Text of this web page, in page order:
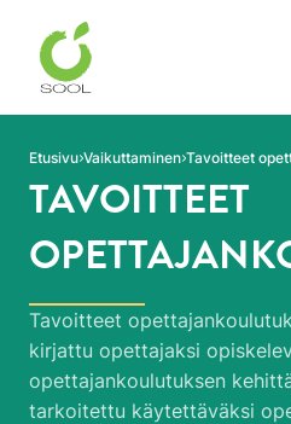
Siirry sivun sisältöön
Etusivu Vaikuttaminen Tavoitteet
TAVOITTEET
Tavoitteet
kirjattu opettajaksi
opettajankoulutuksen
tarkoitettu käytettäväksi